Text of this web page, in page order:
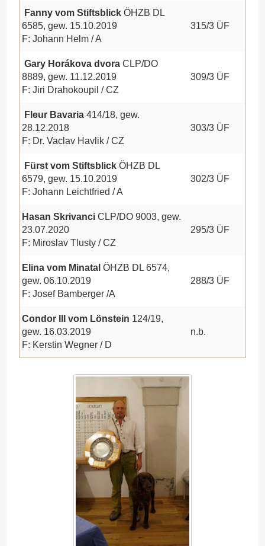
Fanny vom Stiftsblick ÖHZB DL
6585, gew. 15.10.2019
F: Johann Helm / A
315/3 ÜF
Gary Horákova dvora CLP/DO
8889, gew. 11.12.2019
F: Jiri Drahokoupil / CZ
309/3 ÜF
Fleur Bavaria 414/18, gew.
28.12.2018
F: Dr. Vaclav Havlik / CZ
303/3 ÜF
Fürst vom Stiftsblick ÖHZB DL
6579, gew. 15.10.2019
F: Johann Leichtfried / A
302/3 ÜF
Hasan Skrivanci CLP/DO 9003, gew.
23.07.2020
F: Miroslav Tlusty / CZ
295/3 ÜF
Elina vom Minatal ÖHZB DL 6574,
gew. 06.10.2019
F: Josef Bamberger /A
288/3 ÜF
Condor III vom Lönstein 124/19,
gew. 16.03.2019
F: Kerstin Wegner / D
n.b.